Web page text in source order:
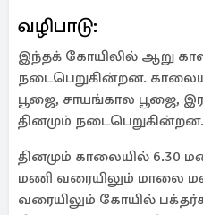
வழிபாடு:
இந்தக் கோயிலில் ஆறு
நடைபெறுகின்றன.
பூஜை, சாயங்கால பூஜை,
தினமும் நடைபெறுகின்றன.
தினமும் காலையில் 6.30
மணி வரையிலும் மாலை
வரையிலும் கோயில்